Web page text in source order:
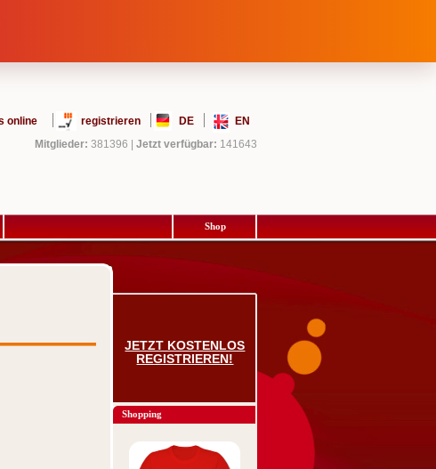
online registrieren DE
EN
Mitglieder: 381396 Jetzt verfügbar: 141643
Shop
JETZT KOSTENLOS
REGISTRIEREN!
Shopping